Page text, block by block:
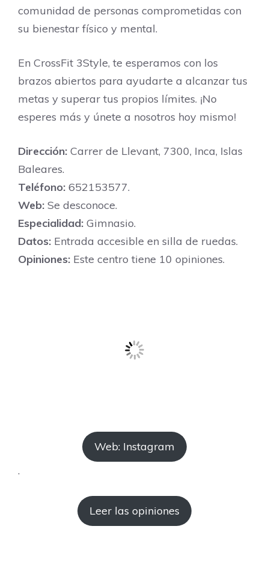
comunidad de personas comprometidas con
su bienestar físico y mental.
En CrossFit 3Style, te esperamos con los
brazos abiertos para ayudarte a alcanzar tus
metas y superar tus propios límites. ¡No
esperes más y únete a nosotros hoy mismo!
Dirección: Carrer de Llevant, 7300, Inca, Islas
Baleares.
Teléfono: 652153577.
Web: Se desconoce.
Especialidad: Gimnasio.
Datos: Entrada accesible en silla de ruedas.
Opiniones: Este centro tiene 10 opiniones.
Web: Instagram
.
Leer las opiniones